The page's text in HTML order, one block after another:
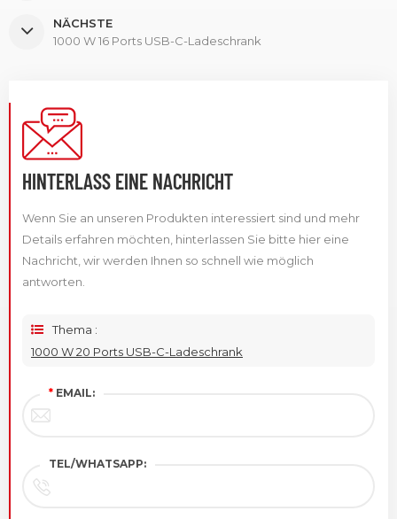
NÄCHSTE
1000 W 16 Ports USB-C-Ladeschrank
HINTERLASS EINE NACHRICHT
Wenn Sie an unseren Produkten interessiert sind und mehr
Details erfahren möchten, hinterlassen Sie bitte hier eine
Nachricht, wir werden Ihnen so schnell wie möglich
antworten.
Thema :
1000 W 20 Ports USB-C-Ladeschrank
* EMAIL:
TEL/WHATSAPP: